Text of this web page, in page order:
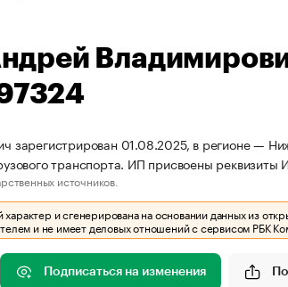
зарегистрирован 01.08.2025, в регионе —
транспорта. ИП присвоены
источников.
и сгенерирована на основании данных из
и не имеет деловых отношений с сервисом РБК
Подписаться на изменения